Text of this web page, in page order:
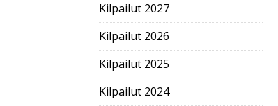
Kilpailut 2027
Kilpailut 2026
Kilpailut 2025
Kilpailut 2024